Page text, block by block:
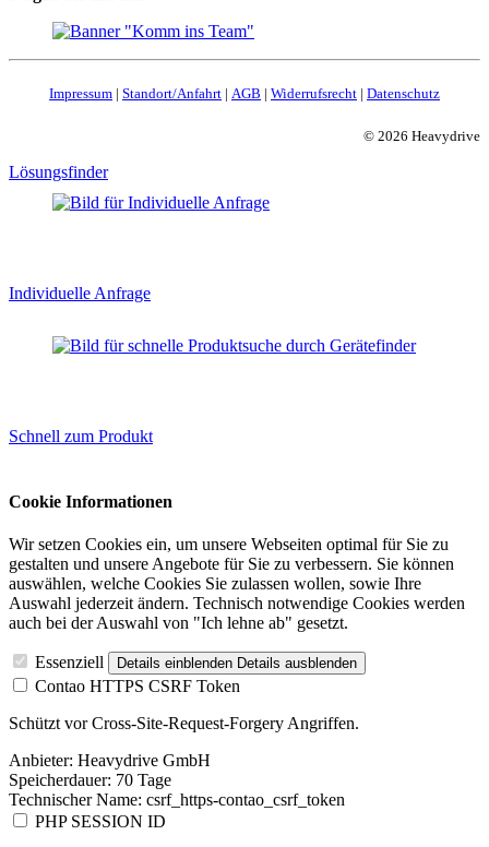
Impressum | Standort/Anfahrt | AGB | Widerrufsrecht | Datenschutz
© 2026 Heavydrive
Lösungsfinder
Individuelle Anfrage
Schnell zum Produkt
Cookie Informationen
Wir setzen Cookies ein, um unsere Webseiten optimal für Sie zu
gestalten und unsere Angebote für Sie zu verbessern. Sie können
auswählen, welche Cookies Sie zulassen wollen, sowie Ihre
Auswahl jederzeit ändern. Technisch notwendige Cookies werden
auch bei der Auswahl von "Ich lehne ab" gesetzt.
Essenziell Details einblenden Details ausblenden
Contao HTTPS CSRF Token
Schützt vor Cross-Site-Request-Forgery Angriffen.
Anbieter: Heavydrive GmbH
Speicherdauer: 70 Tage
Technischer Name: csrf_https-contao_csrf_token
PHP SESSION ID